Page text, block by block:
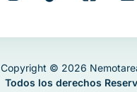
Copyright © 2026
Todos los derechos